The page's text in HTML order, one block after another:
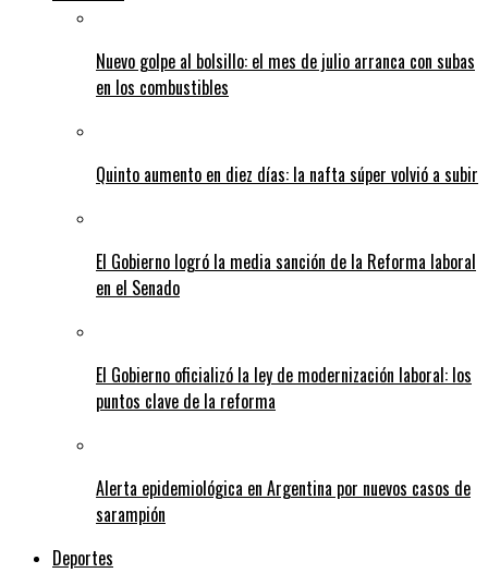
Nuevo golpe al bolsillo: el mes de julio arranca con subas
en los combustibles
Quinto aumento en diez días: la nafta súper volvió a subir
El Gobierno logró la media sanción de la Reforma laboral
en el Senado
El Gobierno oficializó la ley de modernización laboral: los
puntos clave de la reforma
Alerta epidemiológica en Argentina por nuevos casos de
sarampión
Deportes